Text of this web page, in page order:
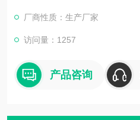
厂商性质：生产厂家
访问量：1257
产品咨询